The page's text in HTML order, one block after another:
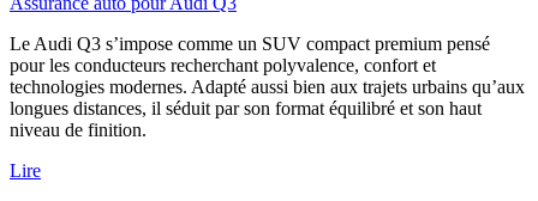
Le Audi Q3 s’impose comme un SUV compact premium pensé
pour les conducteurs recherchant polyvalence, confort et
technologies modernes. Adapté aussi bien aux trajets urbains qu’aux
longues distances, il séduit par son format équilibré et son haut
niveau de finition.
Lire